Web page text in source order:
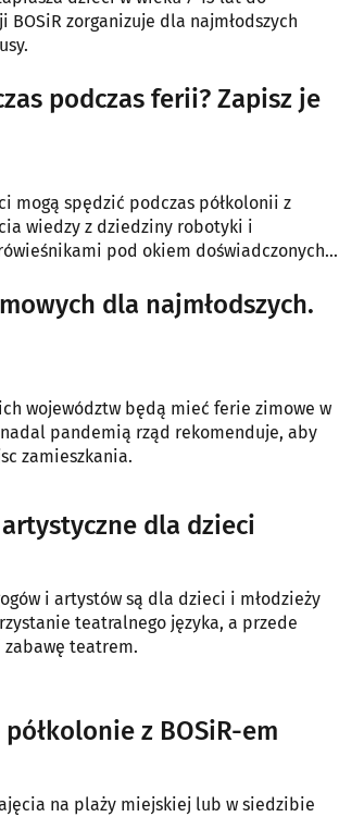
BOSiR zorganizuje dla najmłodszych
podczas ferii? Zapisz je
mogą spędzić podczas półkolonii z
wiedzy z dziedziny robotyki i
pod okiem doświadczonych
dla najmłodszych.
województw będą mieć ferie zimowe w
pandemią rząd rekomenduje, aby
zamieszkania.
dla dzieci
i artystów są dla dzieci i młodzieży
teatralnego języka, a przede
zabawę teatrem.
z BOSiR-em
na plaży miejskiej lub w siedzibie